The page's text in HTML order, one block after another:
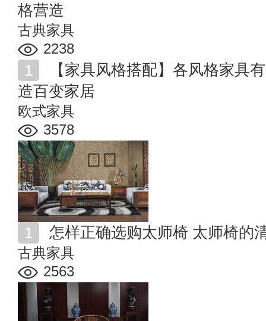
格营造
古典家具
2238
造百变家居
欧式家具
3578
怎样正确选购太师椅 太师椅的
古典家具
2563